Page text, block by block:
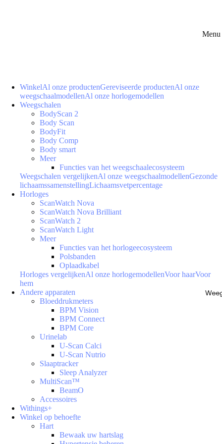
Menu
WinkelAl onze productenGereviseerde productenAl onze
weegschaalmodellenAl onze horlogemodellen
Weegschalen
BodyScan 2
Body Scan
BodyFit
Body Comp
Body smart
Meer
Functies van het weegschaalecosysteem
Weegschalen vergelijkenAl onze weegschaalmodellenGezonde
lichaamssamenstellingLichaamsvetpercentage
Horloges
ScanWatch Nova
ScanWatch Nova Brilliant
ScanWatch 2
ScanWatch Light
Meer
Functies van het horlogeecosysteem
Polsbanden
Oplaadkabel
Horloges vergelijkenAl onze horlogemodellenVoor haarVoor
hem
Andere apparaten
Bloeddrukmeters
BPM Vision
BPM Connect
BPM Core
Urinelab
U-Scan Calci
U-Scan Nutrio
Slaaptracker
Sleep Analyzer
MultiScan™
BeamO
Accessoires
Withings+
Winkel op behoefte
Hart
Bewaak uw hartslag